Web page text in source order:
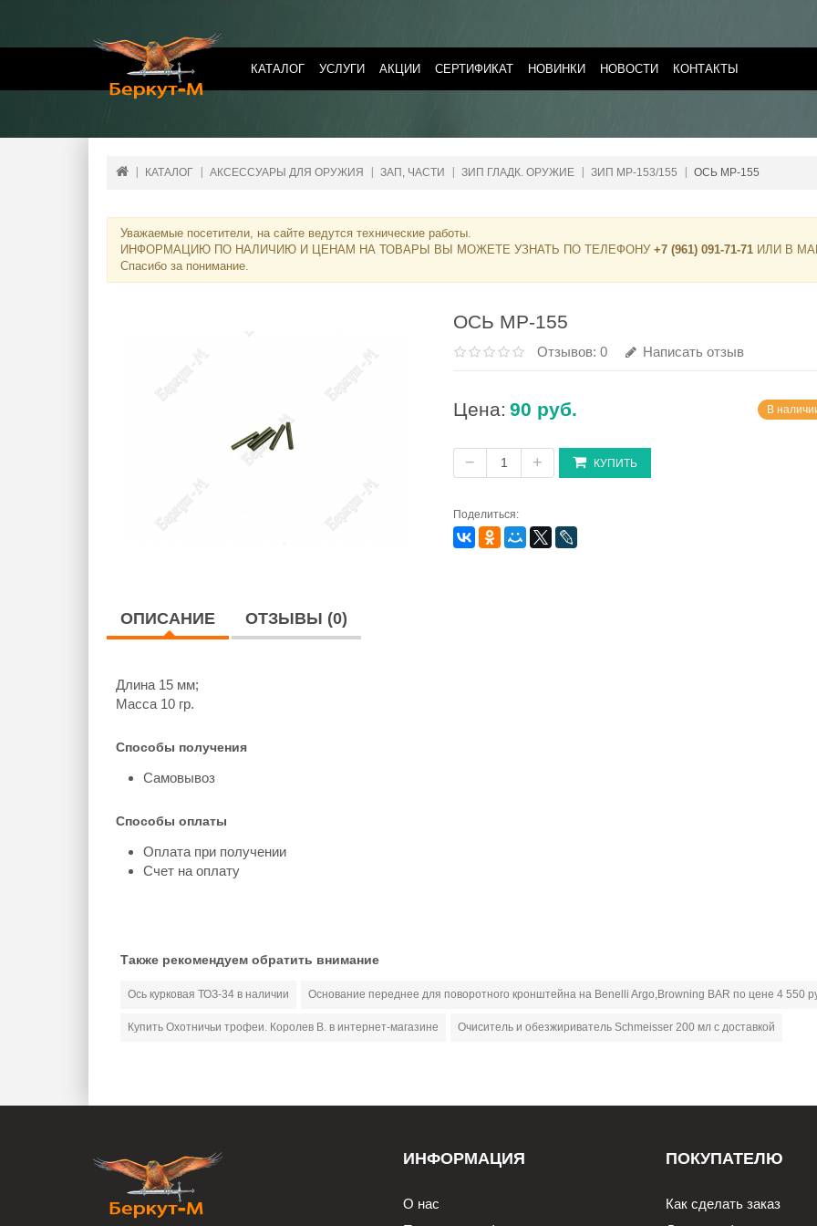
КАТАЛОГ УСЛУГИ АКЦИИ СЕРТИФИКАТ НОВИНКИ НОВОСТИ КОНТАКТЫ
КАТАЛОГ АКСЕССУАРЫ ДЛЯ ОРУЖИЯ ЗАП, ЧАСТИ ЗИП ГЛАДК. ОРУЖИЕ ЗИП МР-153/155 ОСЬ МР-155
Уважаемые посетители, на сайте ведутся технические работы.
ИНФОРМАЦИЮ ПО НАЛИЧИЮ И ЦЕНАМ НА ТОВАРЫ ВЫ МОЖЕТЕ УЗНАТЬ ПО ТЕЛЕФОНУ +7 (961) 091-71-71 ИЛИ В
Спасибо за понимание.
ОСЬ МР-155
Отзывов: 0 Написать отзыв
Цена: 90 руб. В
− + КУПИТЬ
Поделиться:
ОПИСАНИЕ ОТЗЫВЫ (0)
Длина 15 мм;
Масса 10 гр.
Способы получения
Самовывоз
Способы оплаты
Оплата при получении
Счет на оплату
Также рекомендуем обратить внимание
Ось курковая ТОЗ-34 в наличии Основание переднее для поворотного кронштейна на Benelli Argo,Browning BAR по цене 4 550
Купить Охотничьи трофеи. Королев В. в интернет-магазине Очиситель и обезжириватель Schmeisser 200 мл с доставкой
ИНФОРМАЦИЯ
О нас
ПОКУПАТЕЛЮ
Как сделать заказ